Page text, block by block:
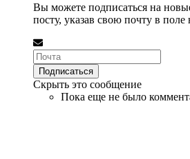
Вы можете подписаться на
посту, указав свою почту в поле
Скрыть это сообщение
Пока еще не было